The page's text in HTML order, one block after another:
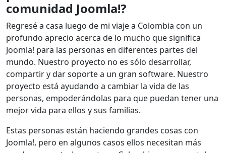
comunidad Joomla!?
Regresé a casa luego de mi viaje a Colombia con un
profundo aprecio acerca de lo mucho que significa
Joomla! para las personas en diferentes partes del
mundo. Nuestro proyecto no es sólo desarrollar,
compartir y dar soporte a un gran software. Nuestro
proyecto está ayudando a cambiar la vida de las
personas, empoderándolas para que puedan tener una
mejor vida para ellos y sus familias.
Estas personas están haciendo grandes cosas con
Joomla!, pero en algunos casos ellos necesitan más